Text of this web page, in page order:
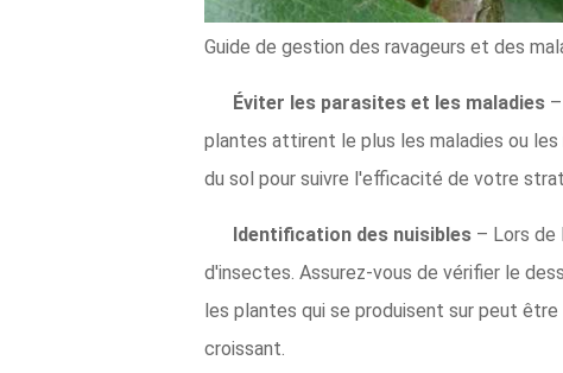
Guide de gestion des ravageurs et des
Éviter les parasites et les maladies
plantes attirent le plus les maladies ou
du sol pour suivre l'efficacité de votre
Identification des nuisibles – Lors de
d'insectes. Assurez-vous de vérifier le
les plantes qui se produisent sur peut
croissant.